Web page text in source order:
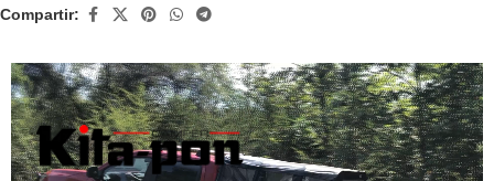
Compartir: